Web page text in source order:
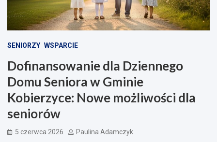
SENIORZY WSPARCIE
Dofinansowanie dla Dziennego
Domu Seniora w Gminie
Kobierzyce: Nowe możliwości dla
seniorów
5 czerwca 2026 Paulina Adamczyk